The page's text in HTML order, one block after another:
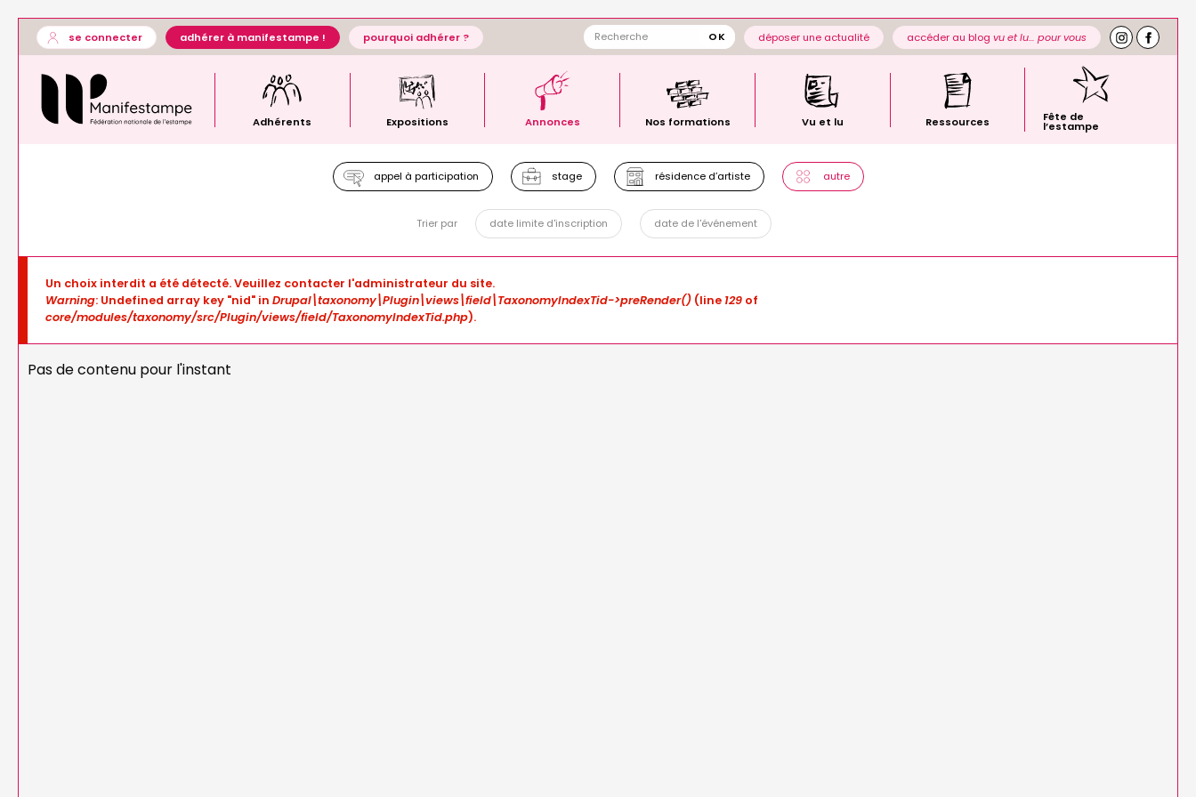
Aller
principal
User
account
menu
se connecter adhérer à manifestampe ! pourquoi adhérer ? déposer une actualité accéder au blog vu et lu… pour vous
—
menu
principal
Adhérents Expositions Annonces Nos formations Vu et lu Ressources Fête de
l’estampe
appel à participation stage résidence d’artiste autre
Trier par date limite d'inscription date de l'événement
Message
d'erreur
Un choix interdit a été détecté. Veuillez contacter l'administrateur du site.
Warning: Undefined array key "nid" in Drupal\taxonomy\Plugin\views\field\TaxonomyIndexTid->preRender() (line 129 of
core/modules/taxonomy/src/Plugin/views/field/TaxonomyIndexTid.php).
Pas de contenu pour l'instant